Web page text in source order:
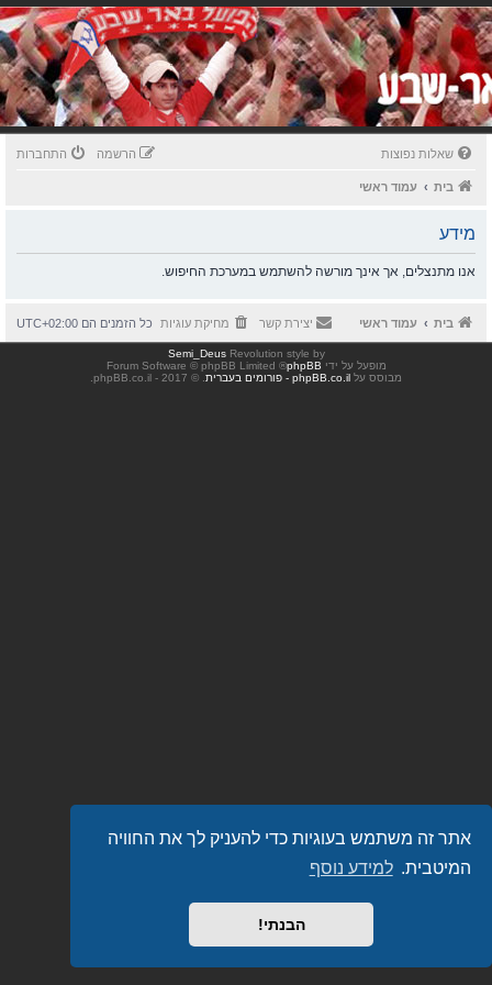
אתר זה משתמש בעוגיות כדי להעניק לך את החוויה
המיטבית. למידע נוסף
הבנתי!
שאלות נפוצות התחברות הרשמה
בית עמוד ראשי
מידע
אנו מתנצלים, אך אינך מורשה להשתמש במערכת החיפוש.
בית עמוד ראשי כל הזמנים הם UTC+02:00 מחיקת עוגיות יצירת קשר
Revolution style by
Semi_Deus
מופעל על ידי phpBB
® Forum Software © phpBB Limited
מבוסס על phpBB.co.il - פורומים בעברית . © 2017 - phpBB.co.il.